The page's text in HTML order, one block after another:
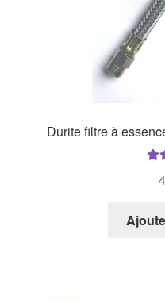
Durite filtre à